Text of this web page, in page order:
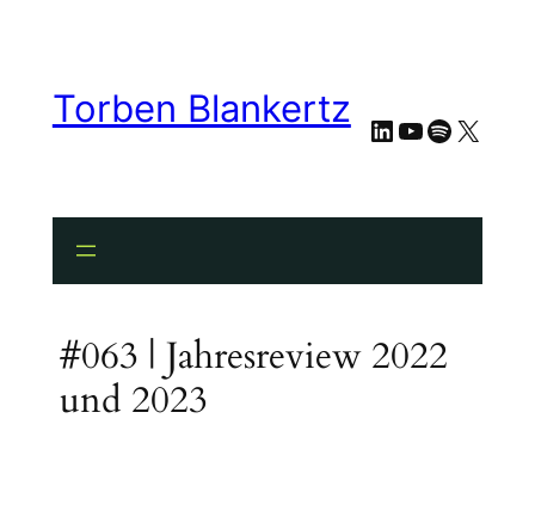
Torben Blankertz LinkedIn
YouTube
Spotify
X
#063 | Jahresreview 2022
und 2023